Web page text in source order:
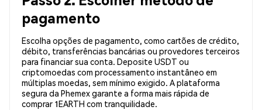
pagamento
Escolha opções de pagamento, como cartões de crédito,
débito, transferências bancárias ou provedores terceiros
para financiar sua conta. Deposite USDT ou
criptomoedas com processamento instantâneo em
múltiplas moedas, sem mínimo exigido. A plataforma
segura da Phemex garante a forma mais rápida de
comprar 1EARTH com tranquilidade.